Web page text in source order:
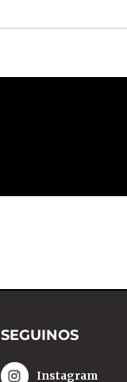
SEGUINOS
Instagram